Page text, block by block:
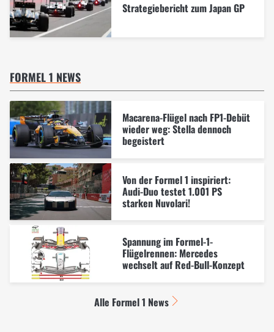
Strategiebericht zum Japan GP
FORMEL 1 NEWS
Macarena-Flügel nach FP1-Debüt
wieder weg: Stella dennoch
begeistert
Von der Formel 1 inspiriert:
Audi-Duo testet 1.001 PS
starken Nuvolari!
Spannung im Formel-1-
Flügelrennen: Mercedes
wechselt auf Red-Bull-Konzept
Alle Formel 1 News